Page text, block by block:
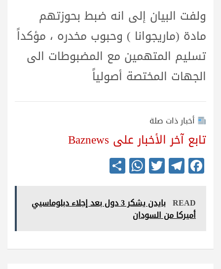
ولفت البيان إلى انه ضبط بحوزتهم
مادة (ماريجوانا ) وحبوب مخدره ، مؤكداً
تسليم المتهمين مع المضبوطات الى
الجهات المختصة أصولياً
أخبار ذات صلة
تابع آخر الأخبار على Baznews
Fa
ce
bo
ok
Te
le
gr
a
m
T
wi
tte
r
W
ha
ts
A
re READ
بايدن يشكر 3 دول بعد إجلاء دبلوماسيي
أميركا من السودان